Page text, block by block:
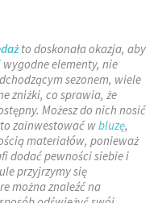
to doskonała okazja, aby
wygodne elementy, nie
sezonem, wiele
zniżki, co sprawia, że
Możesz do nich nosić
zainwestować wbluzę,
materiałów, ponieważ
dodać pewności siebie i
przyjrzymy się
można znaleźć na